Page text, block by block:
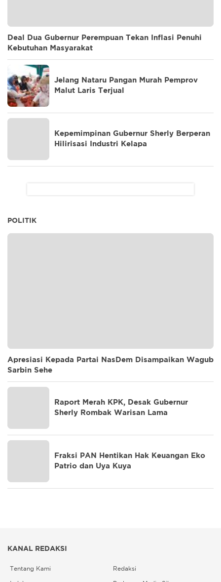
Deal Dua Gubernur Perempuan Tekan Inflasi Penuhi
Kebutuhan Masyarakat
Jelang Nataru Pangan Murah Pemprov
Malut Laris Terjual
Kepemimpinan Gubernur Sherly Berperan
Hilirisasi Industri Kelapa
POLITIK
Apresiasi Kepada Partai NasDem Disampaikan Wagub
Sarbin Sehe
Raport Merah KPK, Desak Gubernur
Sherly Rombak Warisan Lama
Fraksi PAN Hentikan Hak Keuangan Eko
Patrio dan Uya Kuya
KANAL REDAKSI
Tentang Kami Redaksi